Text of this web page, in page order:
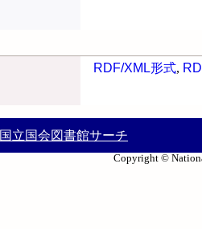
RDF/XML形式,
国立国会図書館サーチ
Copyright ©